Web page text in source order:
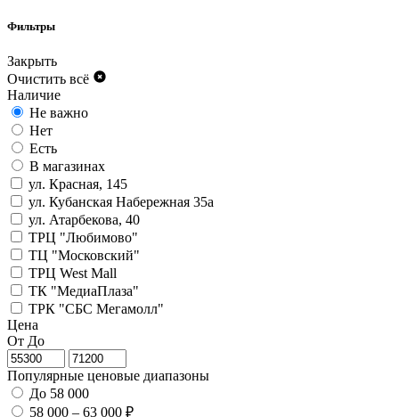
Фильтры
Закрыть
Очистить всё
Наличие
Не важно
Нет
Есть
В магазинах
ул. Красная, 145
ул. Кубанская Набережная 35а
ул. Атарбекова, 40
ТРЦ "Любимово"
ТЦ "Московский"
ТРЦ West Mall
ТК "МедиаПлаза"
ТРК "СБС Мегамолл"
Цена
От До
Популярные ценовые диапазоны
До 58 000
58 000 – 63 000 ₽